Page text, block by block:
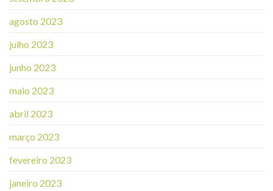
agosto 2023
julho 2023
junho 2023
maio 2023
abril 2023
março 2023
fevereiro 2023
janeiro 2023